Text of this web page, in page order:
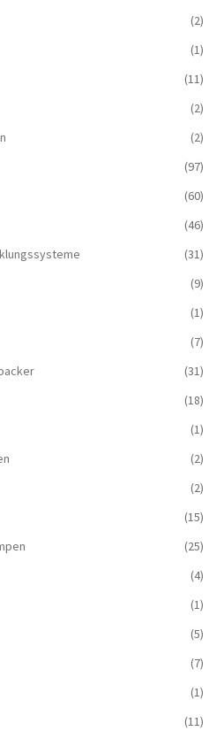
(2)
(1)
(11)
(2)
(2)
(97)
(60)
(46)
(31)
(9)
(1)
(7)
(31)
(18)
(1)
(2)
(2)
(15)
(25)
(4)
(1)
(5)
(7)
(1)
(11)